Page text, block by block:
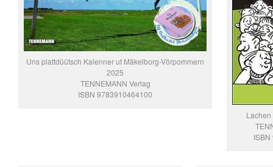
Uns plattdüütsch Kalenner ut Mäkelborg-Vörpommern
2025
TENNEMANN Verlag
ISBN 9783910464100
Lachen